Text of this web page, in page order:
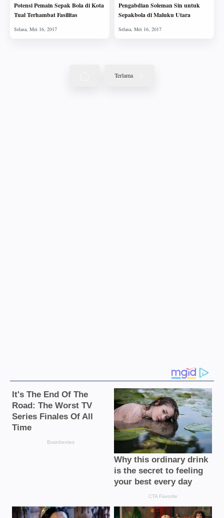
Potensi Pemain Sepak Bola di Kota
Tual Terhambat Fasilitas
Pengabdian Soleman Sin untuk
Sepakbola di Maluku Utara
Terlama